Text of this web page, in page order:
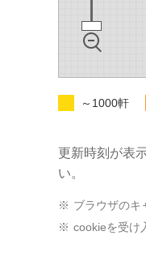
～1000軒
更新時刻が表
い。
※ ブラウザのキ
※ cookieを受け